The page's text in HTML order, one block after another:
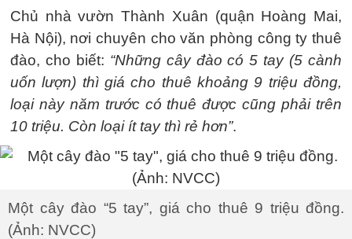
Chủ nhà vườn Thành Xuân (quận Hoàng Mai,
Hà Nội), nơi chuyên cho văn phòng công ty thuê
đào, cho biết: “Những cây đào có 5 tay (5 cành
uốn lượn) thì giá cho thuê khoảng 9 triệu đồng,
loại này năm trước có thuê được cũng phải trên
10 triệu. Còn loại ít tay thì rẻ hơn”.
Một cây đào “5 tay”, giá cho thuê 9 triệu đồng.
(Ảnh: NVCC)